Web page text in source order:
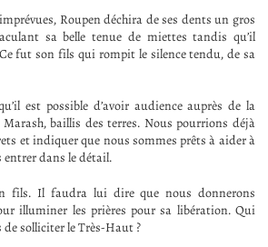
Roupen déchira de ses dents un gros
sa belle tenue de miettes tandis qu’il
fut son fils qui rompit le silence tendu, de sa
est possible d’avoir audience auprès de la
baillis des terres. Nous pourrions déjà
et indiquer que nous sommes prêts à aider à
dans le détail.
fils. Il faudra lui dire que nous donnerons
illuminer les prières pour sa libération. Qui
solliciter le Très-Haut ?